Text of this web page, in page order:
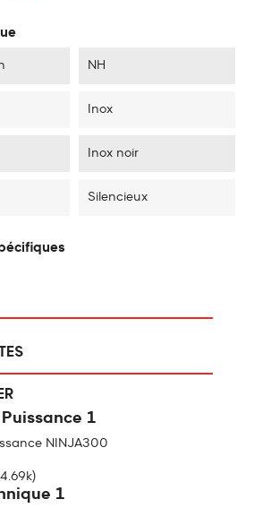
NH
Inox
Inox noir
Silencieux
1
NINJA300
1